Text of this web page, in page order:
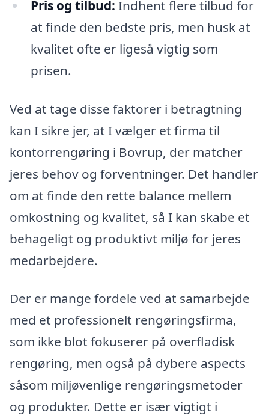
Pris og tilbud: Indhent flere tilbud for
at finde den bedste pris, men husk at
kvalitet ofte er ligeså vigtig som
prisen.
Ved at tage disse faktorer i betragtning
kan I sikre jer, at I vælger et firma til
kontorrengøring i Bovrup, der matcher
jeres behov og forventninger. Det handler
om at finde den rette balance mellem
omkostning og kvalitet, så I kan skabe et
behageligt og produktivt miljø for jeres
medarbejdere.
Der er mange fordele ved at samarbejde
med et professionelt rengøringsfirma,
som ikke blot fokuserer på overfladisk
rengøring, men også på dybere aspects
såsom miljøvenlige rengøringsmetoder
og produkter. Dette er især vigtigt i